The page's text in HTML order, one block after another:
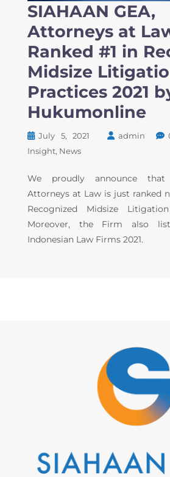
SIAHAAN GEA,
Attorneys at
Ranked #1 in
Midsize
Practices 2021
Hukumonline
July 5, 2021 admin
Insight News
We proudly announce that
Attorneys at Law is just ranked
Recognized Midsize
Moreover, the Firm also
Indonesian Law Firms 2021.